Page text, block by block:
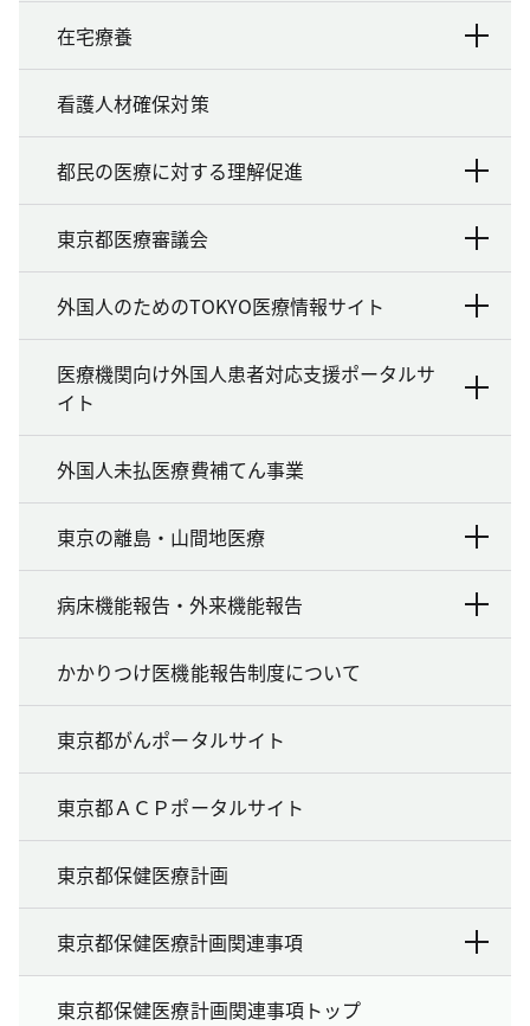
在宅療養
看護人材確保対策
都民の医療に対する理解促進
東京都医療審議会
外国人のためのTOKYO医療情報サイト
医療機関向け外国人患者対応支援ポータルサ
イト
外国人未払医療費補てん事業
東京の離島・山間地医療
病床機能報告・外来機能報告
かかりつけ医機能報告制度について
東京都がんポータルサイト
東京都ＡＣＰポータルサイト
東京都保健医療計画
東京都保健医療計画関連事項
東京都保健医療計画関連事項トップ